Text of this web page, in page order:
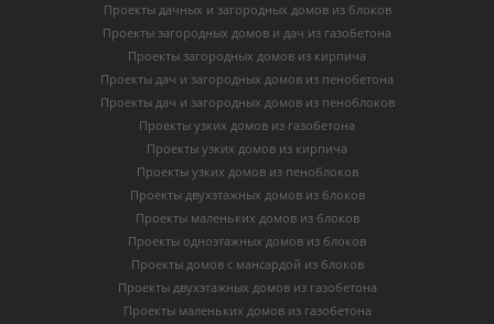
Проекты дачных и загородных домов из блоков
Проекты загородных домов и дач из газобетона
Проекты загородных домов из кирпича
Проекты дач и загородных домов из пенобетона
Проекты дач и загородных домов из пеноблоков
Проекты узких домов из газобетона
Проекты узких домов из кирпича
Проекты узких домов из пеноблоков
Проекты двухэтажных домов из блоков
Проекты маленьких домов из блоков
Проекты одноэтажных домов из блоков
Проекты домов с мансардой из блоков
Проекты двухэтажных домов из газобетона
Проекты маленьких домов из газобетона